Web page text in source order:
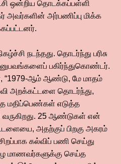
ஒன்றிய தொடக்கப்பள்ளி
அவர்களின் அர்பணிப்பு மிக்க
நடந்தது. தொடர்ந்து பரிசு
பகிர்ந்துகொண்டர்.
“1979-ஆம் ஆண்டு, மே மாதம்
அறக்கட்டளை தொடர்ந்து,
மதிப்பெண்கள் எடுத்த
25 ஆண்டுகள் என்
அதற்குப் பிறகு அகரம்
கல்விப் பணி செய்து
மாணவர்களுக்கு செய்த